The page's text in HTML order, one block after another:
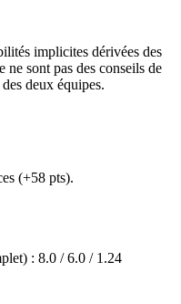
implicites dérivées des
ne sont pas des conseils de
deux équipes.
(+58 pts).
: 8.0 / 6.0 / 1.24